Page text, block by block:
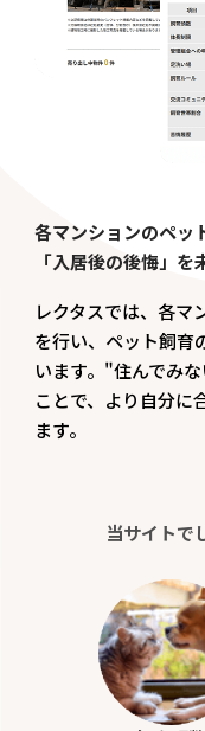
各マンションのペッ
「入居後の後悔」を
レクタスでは、各マ
を行い、ペット飼育
います。"住んでみ
ことで、より自分に
ます。
当サイトで